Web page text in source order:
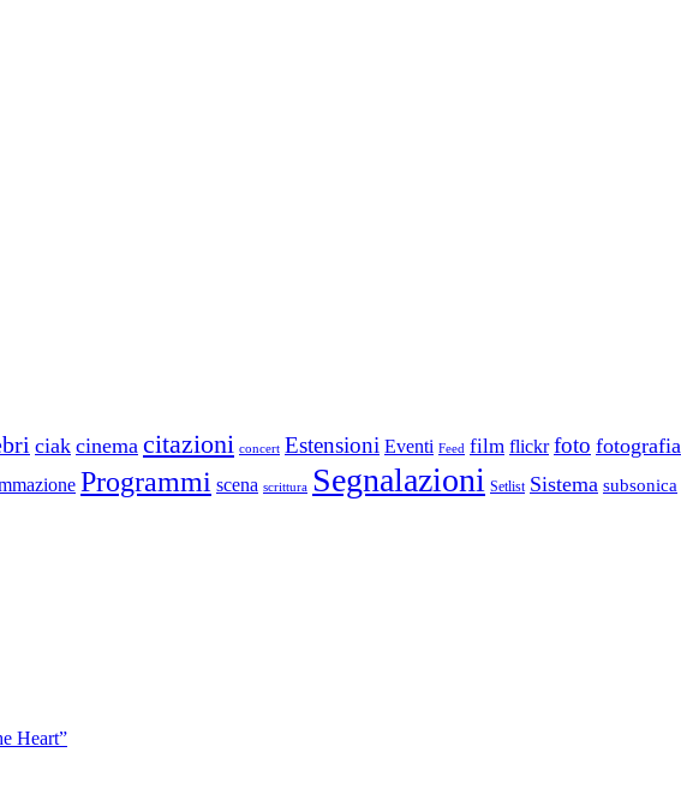
ciak cinema citazioni concert Estensioni Eventi Feed film flickr foto fotografia
Programmi scena scrittura Segnalazioni Setlist Sistema subsonica
Heart”